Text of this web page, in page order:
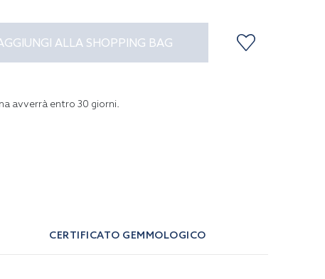
ALLA SHOPPING BAG
avverrà entro 30 giorni.
CERTIFICATO GEMMOLOGICO